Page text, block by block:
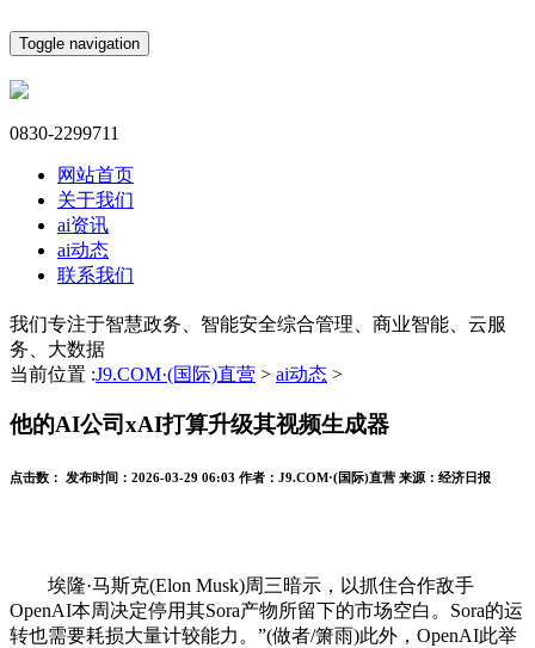
Toggle navigation
0830-2299711
网站首页
关于我们
ai资讯
ai动态
联系我们
我们专注于智慧政务、智能安全综合管理、商业智能、云服
务、大数据
当前位置 :J9.COM·(国际)直营 > ai动态 >
他的AI公司xAI打算升级其视频生成器
点击数： 发布时间： 2026-03-29 06:03 作者： J9.COM·(国际)直营 来源： 经济日报
埃隆·马斯克(Elon Musk)周三暗示，以抓住合作敌手
OpenAI本周决定停用其Sora产物所留下的市场空白。Sora的运
转也需要耗损大量计较能力。”(做者/箫雨)此外，OpenAI此举